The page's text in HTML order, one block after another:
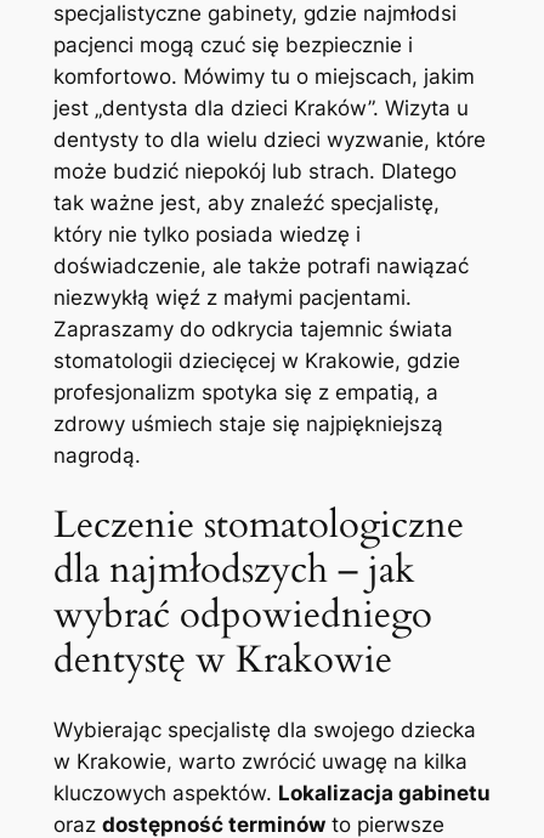
specjalistyczne gabinety, gdzie najmłodsi
pacjenci mogą czuć się bezpiecznie i
komfortowo. Mówimy tu o miejscach, jakim
jest „dentysta dla dzieci Kraków”. Wizyta u
dentysty to dla wielu dzieci wyzwanie, które
może budzić niepokój lub strach. Dlatego
tak ważne jest, aby znaleźć specjalistę,
który nie tylko posiada wiedzę i
doświadczenie, ale także potrafi nawiązać
niezwykłą więź z małymi pacjentami.
Zapraszamy do odkrycia tajemnic świata
stomatologii dziecięcej w Krakowie, gdzie
profesjonalizm spotyka się z empatią, a
zdrowy uśmiech staje się najpiękniejszą
nagrodą.
Leczenie stomatologiczne
dla najmłodszych – jak
wybrać odpowiedniego
dentystę w Krakowie
Wybierając specjalistę dla swojego dziecka
w Krakowie, warto zwrócić uwagę na kilka
kluczowych aspektów. Lokalizacja gabinetu
oraz dostępność terminówto pierwsze